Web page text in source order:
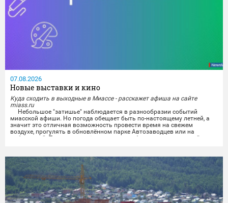
07.08.2026
Новые выставки и кино
Куда сходить в выходные в Миассе - расскажет афиша на сайте
miass.ru
Небольшое "затишье" наблюдается в разнообразии событий
миасской афиши. Но погода обещает быть по-настоящему летней, а
значит это отличная возможность провести время на свежем
воздухе, прогулять в обновлённом парке Автозаводцев или на
набережной. Тем же, кто всё же хочет приобщиться к культурной